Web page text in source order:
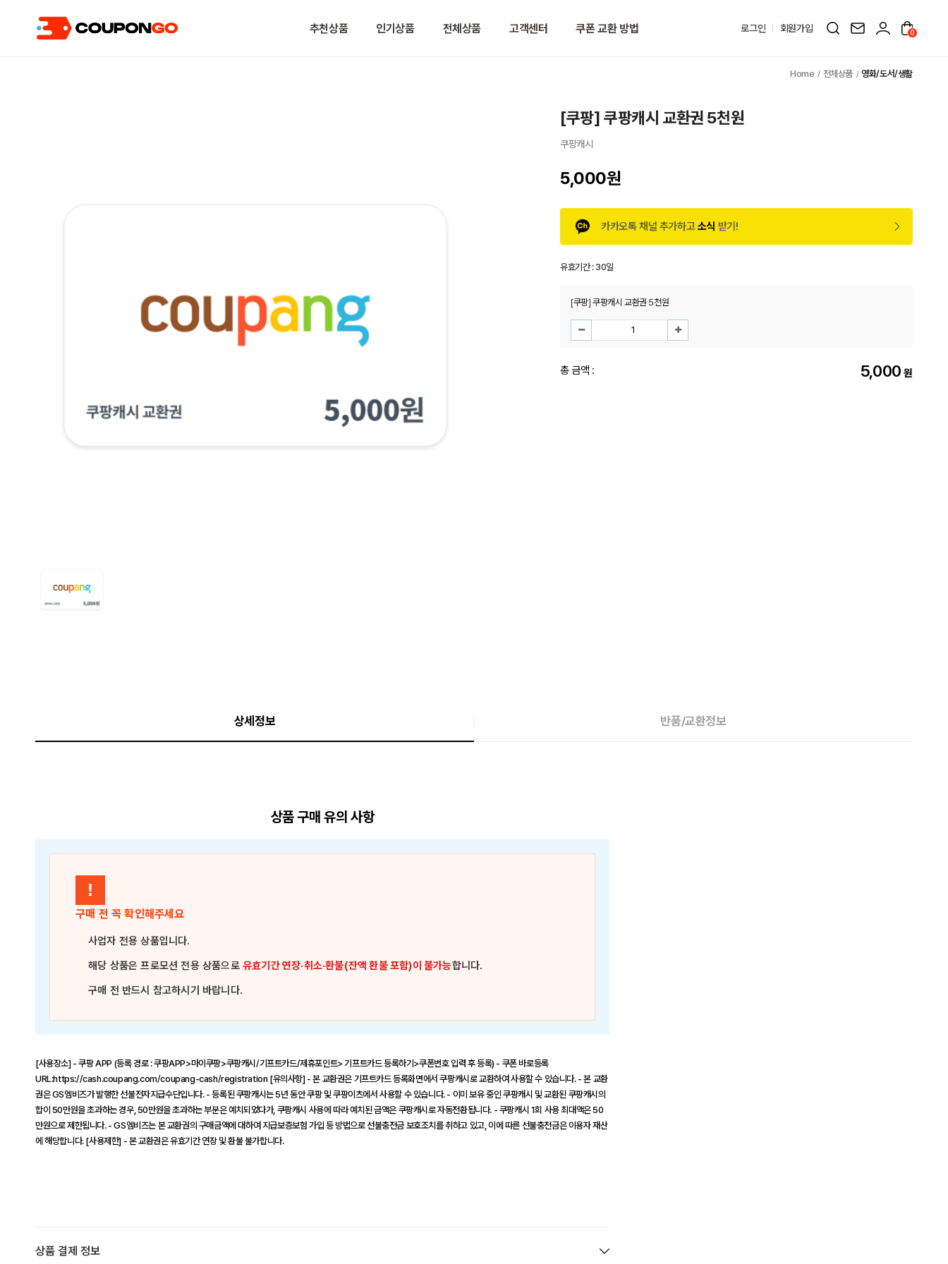
추천상품 인기상품 전체상품 고객센터 쿠폰 교환 방법 로그인 회원가입 0
전체상품 영화/도서/생활
[쿠팡] 쿠팡캐시 교환권 5천원
쿠팡캐시
5,000원
카카오톡 채널 추가하고소식 받기!
유효기간 :30일
[쿠팡] 쿠팡캐시 교환권 5천원
총 금액 : 5,000 원
상세정보 반품/교환정보
상품 구매 유의 사항
!
구매 전 꼭 확인해주세요
사업자 전용 상품입니다.
해당 상품은프로모션 전용 상품으로유효기간 연장·취소·환불(잔액 환불 포함)이 불가능합니다.
구매 전 반드시 참고하시기 바랍니다.
[사용장소] - 쿠팡 APP (등록 경로 : 쿠팡APP>마이쿠팡>쿠팡캐시/기프트카드/제휴포인트> 기프트카드 등록하기>쿠폰번호 입력 후 등록) - 쿠폰 바로등록
URL:https://cash.coupang.com/coupang-cash/registration [유의사항] - 본 교환권은 기프트카드 등록화면에서 쿠팡캐시로 교환하여 사용할 수 있습니다. - 본 교환
권은 GS엠비즈가 발행한 선불전자지급수단입니다. - 등록된 쿠팡캐시는 5년 동안 쿠팡 및 쿠팡이츠에서 사용할 수 있습니다. - 이미 보유 중인 쿠팡캐시 및 교환된 쿠팡캐시의
합이 50만원을 초과하는 경우, 50만원을 초과하는 부분은 예치되었다가, 쿠팡캐시 사용에 따라 예치된 금액은 쿠팡캐시로 자동전환됩니다. - 쿠팡캐시 1회 사용 최대액은 50
만원으로 제한됩니다. - GS엠비즈는 본 교환권의 구매금액에 대하여 지급보증보험 가입 등 방법으로 선불충전금 보호조치를 취하고 있고, 이에 따른 선불충전금은 이용자 재산
에 해당합니다. [사용제한] - 본 교환권은 유효기간 연장 및 환불 불가합니다.
상품 결제 정보